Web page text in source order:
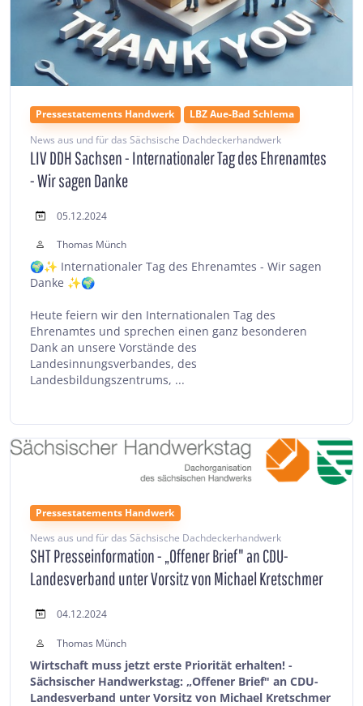
Pressestatements Handwerk
LBZ Aue-Bad Schlema
News aus und für das Sächsische Dachdeckerhandwerk
LIV DDH Sachsen - Internationaler Tag des Ehrenamtes
- Wir sagen Danke
05.12.2024
Thomas Münch
🌍✨ Internationaler Tag des Ehrenamtes - Wir sagen
Danke ✨🌍
Heute feiern wir den Internationalen Tag des
Ehrenamtes und sprechen einen ganz besonderen
Dank an unsere Vorstände des
Landesinnungsverbandes, des
Landesbildungszentrums, ...
Pressestatements Handwerk
News aus und für das Sächsische Dachdeckerhandwerk
SHT Presseinformation - „Offener Brief" an CDU-
Landesverband unter Vorsitz von Michael Kretschmer
04.12.2024
Thomas Münch
Wirtschaft muss jetzt erste Priorität erhalten! -
Sächsischer Handwerkstag: „Offener Brief" an CDU-
Landesverband unter Vorsitz von Michael Kretschmer